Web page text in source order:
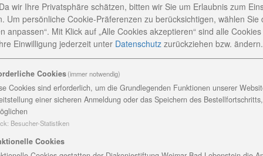
Eingliederungshilfe der Diakoniestiftung
Bad Lobenstein gGmbH sondern in erster Linie
helfen. Nach regem Austausch und dem Sammeln
in Deutschland, konnte jetzt im eigenen Land eine
Gegebenheiten errichtet werden. Nun kommt es auf
Linie nicht notwendig und auch nicht möglich,
eine sinnvolle Aufgabe zu finden und sie damit
wir Ihre Privatsphäre schätzen, bitten wir Sie um Erlaubnis zum
Um persönliche Cookie-Präferenzen zu berücksichtigen, wählen Sie
anpassen“. Mit Klick auf „Alle Cookies akzeptieren“ sind alle
Einwilligung jederzeit unter Datenschutz zurückziehen bzw. ändern.
Cookies(immer notwendig)
Cookies sind erforderlich, um die Grundlegenden Funktionen unserer
einer sicheren Anmeldung oder das Speichern des
: Besucher-Statistiken
Cookies